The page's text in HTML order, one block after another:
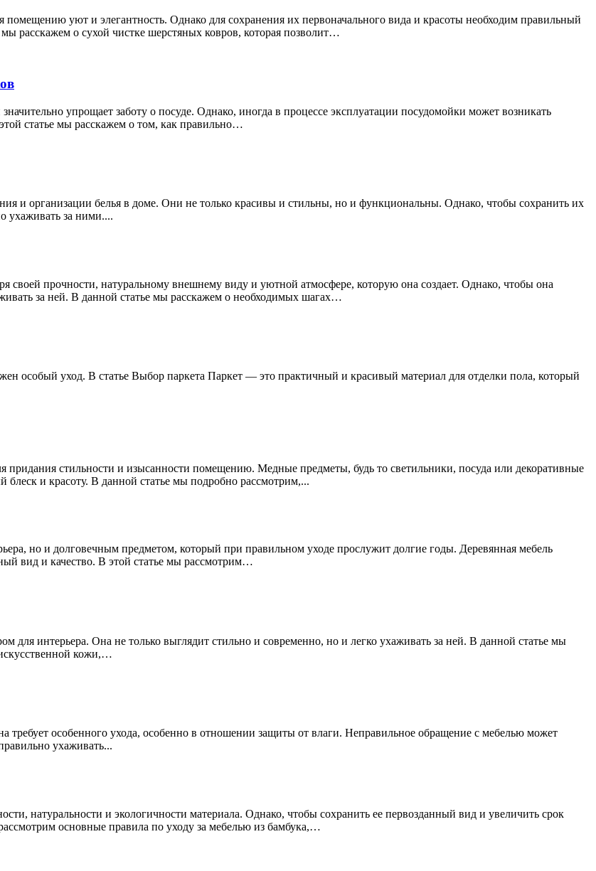
уют и элегантность. Однако для сохранения их первоначального вида и красоты необходим правильный
расскажем о сухой чистке шерстяных ковров, которая позволит…
упрощает заботу о посуде. Однако, иногда в процессе эксплуатации посудомойки может возникать
статье мы расскажем о том, как правильно…
и организации белья в доме. Они не только красивы и стильны, но и функциональны. Однако, чтобы сохранить их
ухаживать за ними....
своей прочности, натуральному внешнему виду и уютной атмосфере, которую она создает. Однако, чтобы она
за ней. В данной статье мы расскажем о необходимых шагах…
особый уход. В статье Выбор паркета Паркет — это практичный и красивый материал для отделки пола, который
придания стильности и изысанности помещению. Медные предметы, будь то светильники, посуда или декоративные
блеск и красоту. В данной статье мы подробно рассмотрим,...
но и долговечным предметом, который при правильном уходе прослужит долгие годы. Деревянная мебель
вид и качество. В этой статье мы рассмотрим…
для интерьера. Она не только выглядит стильно и современно, но и легко ухаживать за ней. В данной статье мы
кожи,…
особенного ухода, особенно в отношении защиты от влаги. Неправильное обращение с мебелью может
ухаживать...
натуральности и экологичности материала. Однако, чтобы сохранить ее первозданный вид и увеличить срок
основные правила по уходу за мебелью из бамбука,…